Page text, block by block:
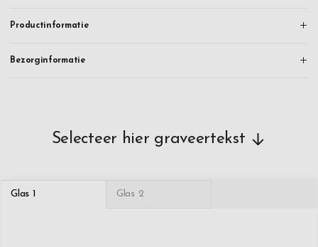
Productinformatie
Bezorginformatie
Selecteer hier graveertekst
Glas 1 Glas 2